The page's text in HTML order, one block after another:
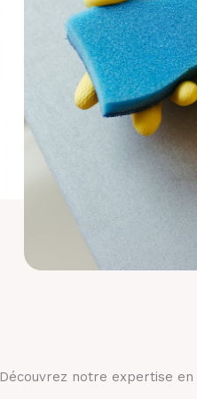
Découvrez notre expertise